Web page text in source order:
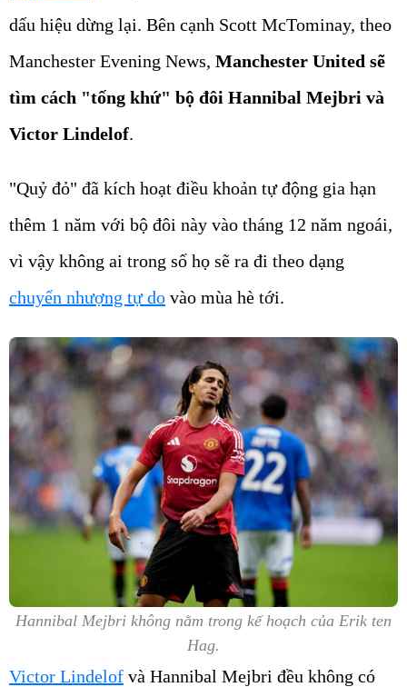
dấu hiệu dừng lại. Bên cạnh Scott McTominay, theo
Manchester Evening News, Manchester United sẽ
tìm cách "tống khứ" bộ đôi Hannibal Mejbri và
Victor Lindelof.
"Quỷ đỏ" đã kích hoạt điều khoản tự động gia hạn
thêm 1 năm với bộ đôi này vào tháng 12 năm ngoái,
vì vậy không ai trong số họ sẽ ra đi theo dạng
chuyển nhượng tự do vào mùa hè tới.
Hannibal Mejbri không nằm trong kế hoạch của Erik ten
Hag.
Victor Lindelof và Hannibal Mejbri đều không có